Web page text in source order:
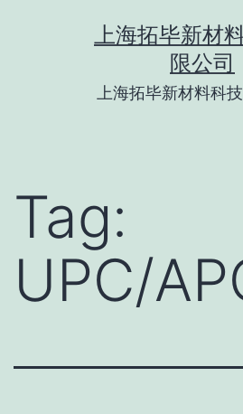
上海拓毕新材
限公司
上海拓毕新材料科
Tag:
UPC/